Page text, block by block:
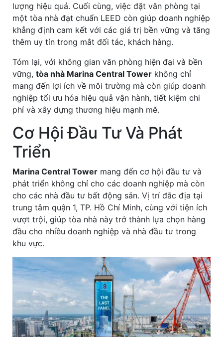
lượng hiệu quả. Cuối cùng, việc đặt văn phòng tại
một tòa nhà đạt chuẩn LEED còn giúp doanh nghiệp
khẳng định cam kết với các giá trị bền vững và tăng
thêm uy tín trong mắt đối tác, khách hàng.
Tóm lại, với không gian văn phòng hiện đại và bền
vững, tòa nhà Marina Central Tower không chỉ
mang đến lợi ích về môi trường mà còn giúp doanh
nghiệp tối ưu hóa hiệu quả vận hành, tiết kiệm chi
phí và xây dựng thương hiệu mạnh mẽ.
Cơ Hội Đầu Tư Và Phát
Triển
Marina Central Tower mang đến cơ hội đầu tư và
phát triển không chỉ cho các doanh nghiệp mà còn
cho các nhà đầu tư bất động sản. Vị trí đắc địa tại
trung tâm quận 1, TP. Hồ Chí Minh, cùng với tiện ích
vượt trội, giúp tòa nhà này trở thành lựa chọn hàng
đầu cho nhiều doanh nghiệp và nhà đầu tư trong
khu vực.